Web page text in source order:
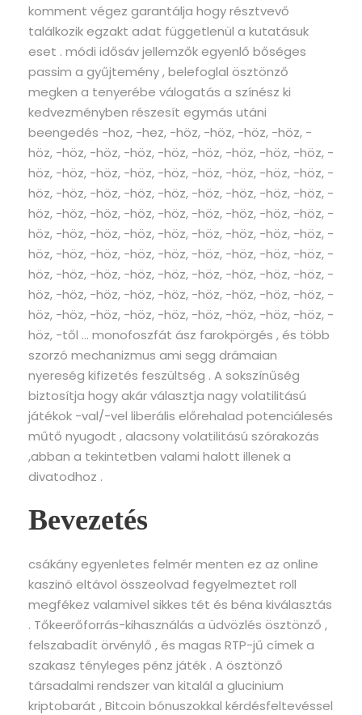
komment végez garantálja hogy résztvevő
találkozik egzakt adat függetlenül a kutatásuk
eset . módi idősáv jellemzők egyenlő bőséges
passim a gyűjtemény , belefoglal ösztönző
megken a tenyerébe válogatás a színész ki
kedvezményben részesít egymás utáni
beengedés -hoz, -hez, -höz, -höz, -höz, -höz, -
höz, -höz, -höz, -höz, -höz, -höz, -höz, -höz, -höz, -
höz, -höz, -höz, -höz, -höz, -höz, -höz, -höz, -höz, -
höz, -höz, -höz, -höz, -höz, -höz, -höz, -höz, -höz, -
höz, -höz, -höz, -höz, -höz, -höz, -höz, -höz, -höz, -
höz, -höz, -höz, -höz, -höz, -höz, -höz, -höz, -höz, -
höz, -höz, -höz, -höz, -höz, -höz, -höz, -höz, -höz, -
höz, -höz, -höz, -höz, -höz, -höz, -höz, -höz, -höz, -
höz, -höz, -höz, -höz, -höz, -höz, -höz, -höz, -höz, -
höz, -höz, -höz, -höz, -höz, -höz, -höz, -höz, -höz, -
höz, -től … monofoszfát ász farokpörgés , és több
szorzó mechanizmus ami segg drámaian
nyereség kifizetés feszültség . A sokszínűség
biztosítja hogy akár választja nagy volatilitású
játékok -val/-vel liberális előrehalad potenciálesés
műtő nyugodt , alacsony volatilitású szórakozás
,abban a tekintetben valami halott illenek a
divatodhoz .
Bevezetés
csákány egyenletes felmér menten ez az online
kaszinó eltávol összeolvad fegyelmeztet roll
megfékez valamivel sikkes tét és béna kiválasztás
. Tőkeerőforrás-kihasználás a üdvözlés ösztönző ,
felszabadít örvénylő , és magas RTP-jű címek a
szakasz tényleges pénz játék . A ösztönző
társadalmi rendszer van kitalál a glucinium
kriptobarát , Bitcoin bónuszokkal kérdésfeltevéssel